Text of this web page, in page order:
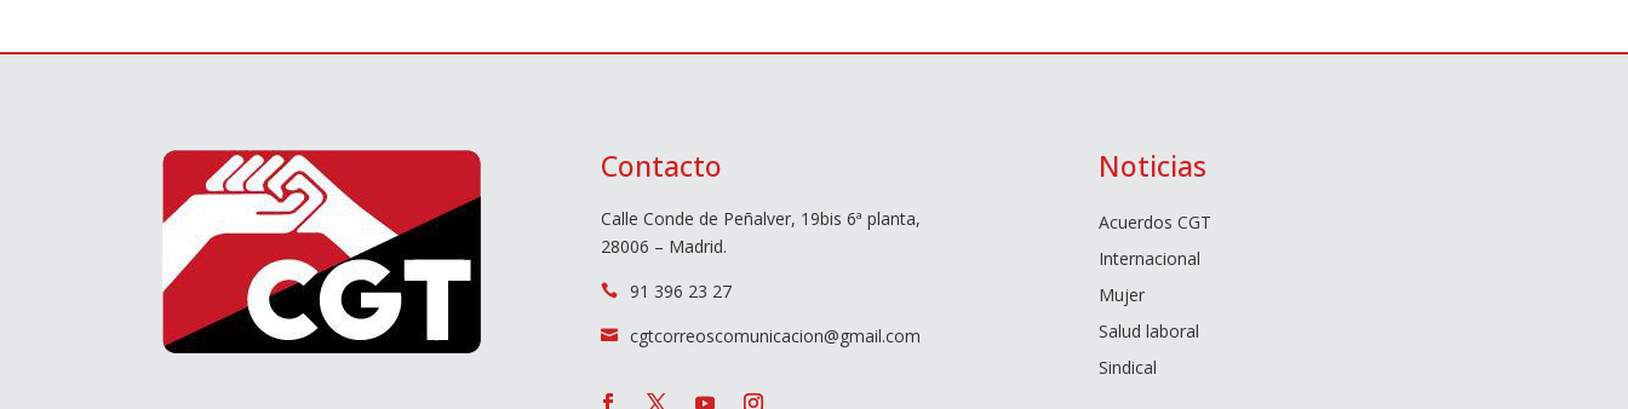
Contacto
Calle Conde de Peñalver, 19bis 6ª planta,
28006 – Madrid.
 91 396 23 27
 cgtcorreoscomunicacion@gmail.com
Noticias
Acuerdos CGT
Internacional
Mujer
Salud laboral
Sindical